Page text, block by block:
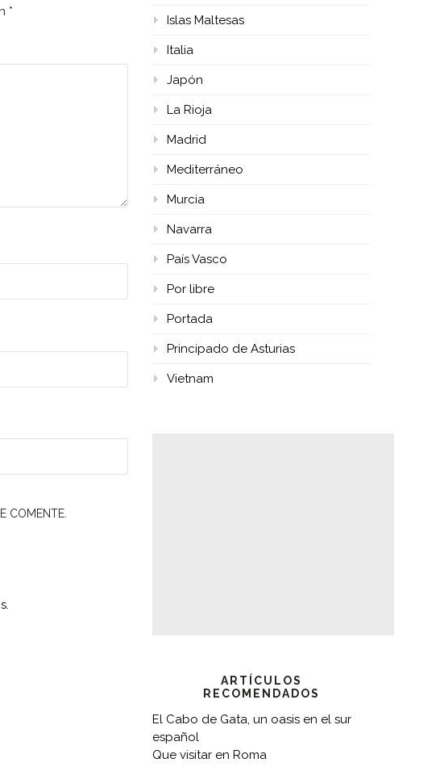
*
COMENTE.
Islas Maltesas
Italia
Japón
La Rioja
Madrid
Mediterráneo
Murcia
Navarra
País Vasco
Por libre
Portada
Principado de Asturias
Vietnam
ARTÍCULOS
RECOMENDADOS
El Cabo de Gata, un oasis en el sur
español
Que visitar en Roma